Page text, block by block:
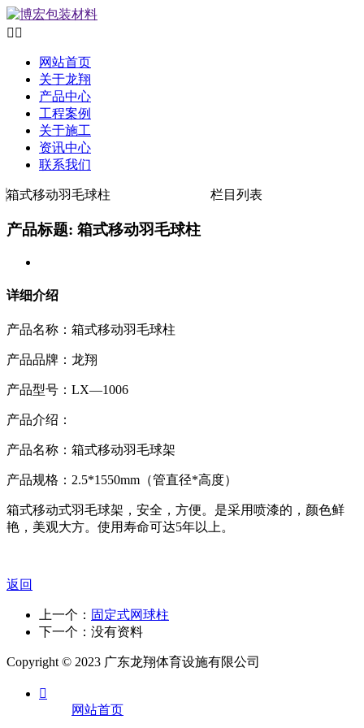
 
网站首页
关于龙翔
产品中心
工程案例
关于施工
资讯中心
联系我们
箱式移动羽毛球柱 栏目列表
产品标题: 箱式移动羽毛球柱
详细介绍
产品名称：箱式移动羽毛球柱
产品品牌：龙翔
产品型号： LX—1006
产品介绍：
产品名称：箱式移动羽毛球架
产品规格： 2.5*1550mm （管直径*高度）
箱式移动式羽毛球架，安全，方便。是采用喷漆的，颜色鲜
艳，美观大方。使用寿命可达5年以上。
返回
上一个： 固定式网球柱
下一个：没有资料
Copyright © 2023 广东龙翔体育设施有限公司

网站首页